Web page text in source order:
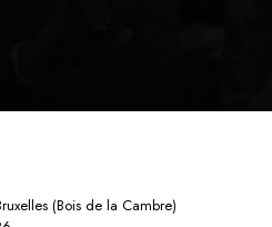
(Bois de la Cambre)